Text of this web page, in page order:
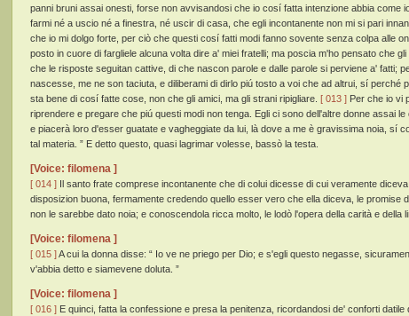
panni bruni assai onesti, forse non avvisandosi che io cosí fatta intenzione abbia come
farmi né a uscio né a finestra, né uscir di casa, che egli incontanente non mi si pari
che io mi dolgo forte, per ciò che questi cosí fatti modi fanno sovente senza colpa alle
posto in cuore di fargliele alcuna volta dire a' miei fratelli; ma poscia m'ho pensato che
che le risposte seguitan cattive, di che nascon parole e dalle parole si perviene a' fatti;
nascesse, me ne son taciuta, e diliberami di dirlo piú tosto a voi che ad altrui, sí
sta bene di cosí fatte cose, non che gli amici, ma gli strani ripigliare. [ 013 ] Per che io vi
riprendere e pregare che piú questi modi non tenga. Egli ci sono dell'altre donne assai
e piacerà loro d'esser guatate e vagheggiate da lui, là dove a me è gravissima noia, sí
tal materia. ” E detto questo, quasi lagrimar volesse, bassò la testa.
[Voice: filomena ]
[ 014 ] Il santo frate comprese incontanente che di colui dicesse di cui veramente
disposizion buona, fermamente credendo quello esser vero che ella diceva, le promise
non le sarebbe dato noia; e conoscendola ricca molto, le lodò l'opera della carità e della
[Voice: filomena ]
[ 015 ]A cui la donna disse: “ Io ve ne priego per Dio; e s'egli questo negasse,
v'abbia detto e siamevene doluta. ”
[Voice: filomena ]
[ 016 ] E quinci, fatta la confessione e presa la penitenza, ricordandosi de' conforti datile